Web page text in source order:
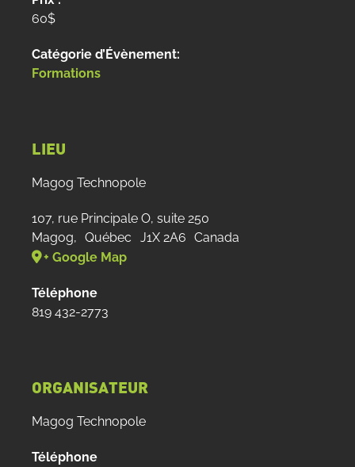
60$
Catégorie d’Évènement:
Formations
LIEU
Magog Technopole
107, rue Principale O, suite 250
Magog, Québec J1X 2A6 Canada
+ Google Map
Téléphone
819 432-2773
ORGANISATEUR
Magog Technopole
Téléphone